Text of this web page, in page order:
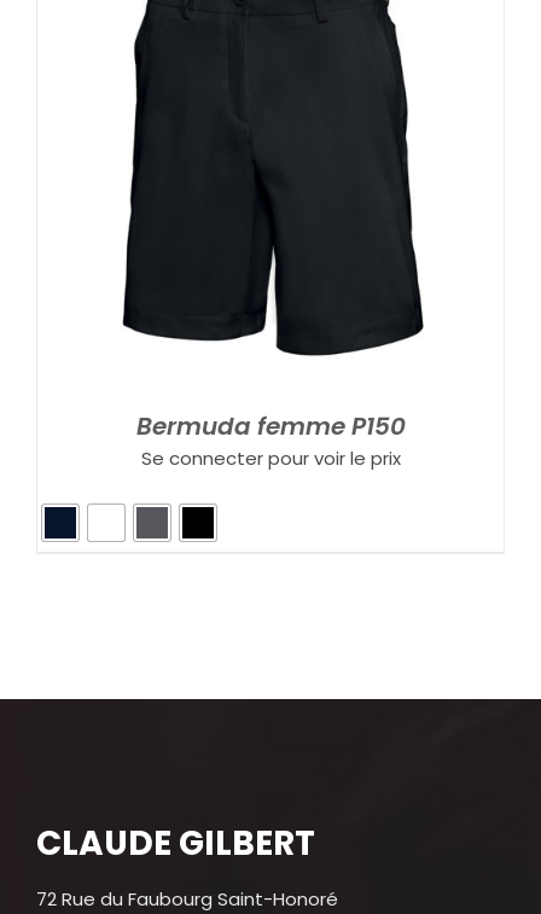
Bermuda femme P150
Se connecter pour voir le prix
CLAUDE GILBERT
72 Rue du Faubourg Saint-Honoré